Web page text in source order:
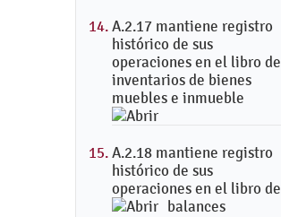
A.2.17 mantiene registro
histórico de sus
operaciones en el libro de
inventarios de bienes
muebles e inmueble
A.2.18 mantiene registro
histórico de sus
operaciones en el libro de
balances